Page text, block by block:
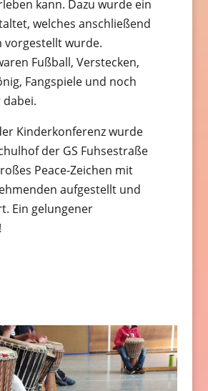
kann. Dazu wurde ein
welches anschließend
vorgestellt wurde.
Fußball, Verstecken,
Fangspiele und noch
Kinderkonferenz wurde
der GS Fuhsestraße
Peace-Zeichen mit
aufgestellt und
Ein gelungener